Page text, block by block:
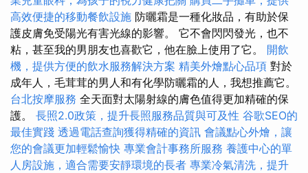
高效便捷的移動餐飲設施 防曬霜是一種化妝品，有助於保
護皮膚免受陽光有害光線的影響。 它不會閃閃發光，也不
粘，甚至我的男朋友也喜歡它，他在臉上使用了它。 開飲
機，提供方便的飲水服務解決方案 精美外燴點心品項 對於
成年人，毛茸茸的男人和有化學防曬霜的人，我想推薦它。
台北按摩服務 全天面對太陽射線的膚色值得更加精確的保
護。 長照2.0政策，提升長照服務品質與可及性 谷歌SEO的
最佳實踐 透過電話查詢獲得精確的資訊 會議點心外燴，讓
您的會議更加輕鬆愉快 專業會計事務所服務 養護中心的單
人房設施，適合需要安靜環境的長者 專業冷氣清洗，提升